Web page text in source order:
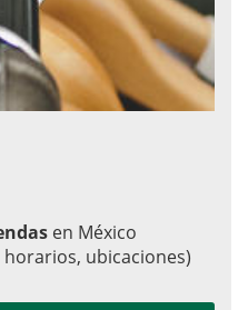
en México
ubicaciones)